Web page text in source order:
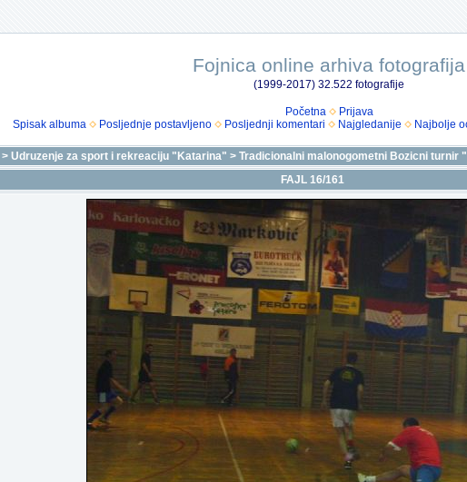
Fojnica online arhiva fotografija
(1999-2017) 32.522 fotografije
Početna
Prijava
Spisak albuma
Posljednje postavljeno Posljednji komentari Najgledanije Najbolje
> Udruzenje za sport i rekreaciju "Katarina" > Tradicionalni malonogometni Bozicni turnir
FAJL 16/161